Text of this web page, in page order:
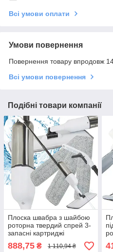
Всі умови оплати
Умови повернення
Повернення товару впродовж
Всі умови повернення
Подібні товари компанії
Плоска швабра з шайбою
роторна твердий спрей 3-
запасні картриджі
888,75 ₴ 1 110,94 ₴